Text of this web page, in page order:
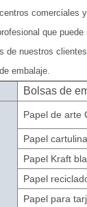
comerciales
que
de nuestros
embalaje.
Bolsas de
Papel de arte
Papel
Papel Kraft
Papel
Papel para